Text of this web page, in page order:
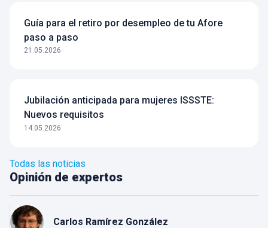
Guía para el retiro por desempleo de tu Afore
paso a paso
21.05.2026
Jubilación anticipada para mujeres ISSSTE:
Nuevos requisitos
14.05.2026
Todas las noticias
Opinión de expertos
Carlos Ramírez González